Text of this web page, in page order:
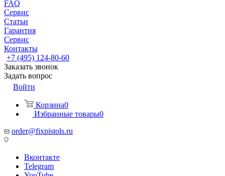
FAQ
Сервис
Статьи
Гарантия
Сервис
Контакты
+7 (495) 124-80-60
Заказать звонок
Задать вопрос
Войти
Корзина0
Избранные товары0
order@fixpistols.ru
Вконтакте
Telegram